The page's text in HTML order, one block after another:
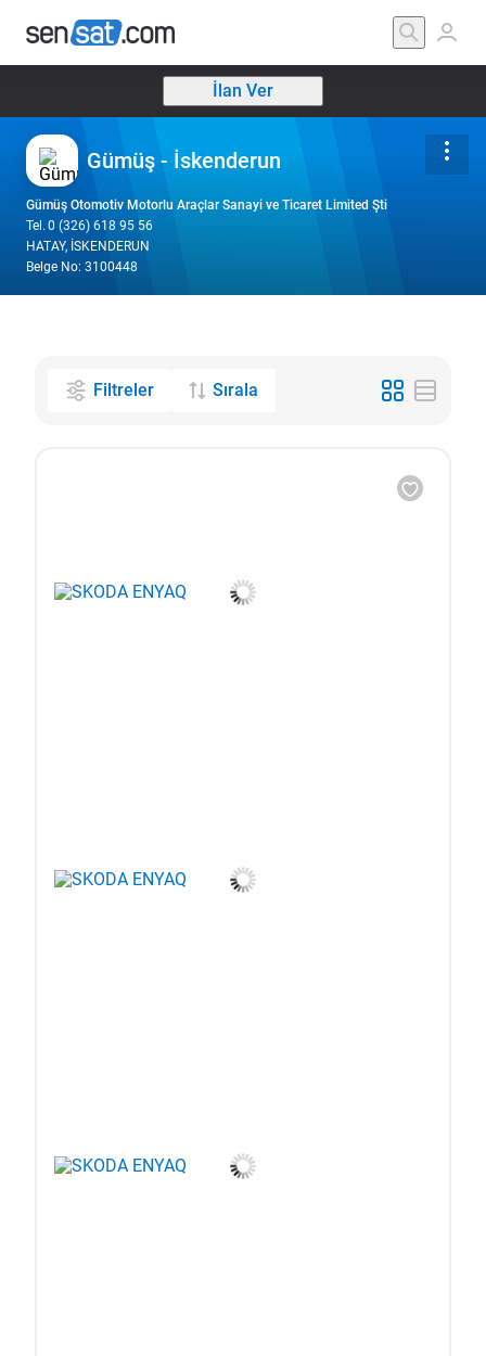
İlan Ver
Gümüş - İskenderun
Gümüş Otomotiv Motorlu Araçlar Sanayi ve Ticaret Limited Şti
Tel. 0 (326) 618 95 56
HATAY, İSKENDERUN
Belge No: 3100448
Filtreler Sırala